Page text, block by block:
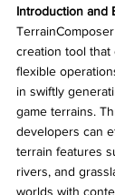
Introduction and
creation tool that
flexible
in swiftly
game terrains.
developers can
terrain features
rivers, and
worlds with